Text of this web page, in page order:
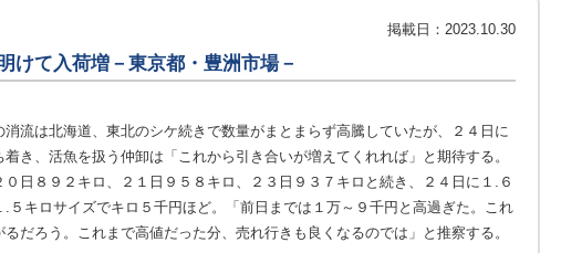
掲載日： 2023.10.30
けて入荷増－東京都・豊洲市場－
流は北海道、東北のシケ続きで数量がまとまらず高騰していたが、２４日に
き、活魚を扱う仲卸は「これから引き合いが増えてくれれば」と期待する。
日８９２キロ、２１日９５８キロ、２３日９３７キロと続き、２４日に１.６
.５キロサイズでキロ５千円ほど。「前日までは１万～９千円と高過ぎた。これ
だろう。これまで高値だった分、売れ行きも良くなるのでは」と推察する。